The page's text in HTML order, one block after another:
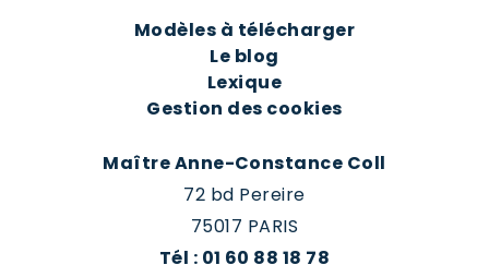
Modèles à télécharger
Le blog
Lexique
Gestion des cookies
Maître Anne-Constance Coll
72 bd Pereire
75017 PARIS
Tél : 01 60 88 18 78